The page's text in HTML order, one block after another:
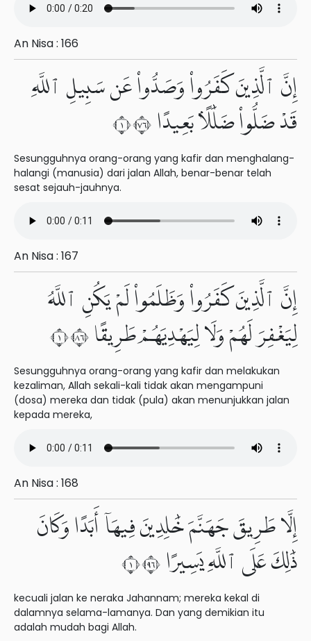
An Nisa : 166
إِنَّ ٱلَّذِينَ كَفَرُوا۟ وَصَدُّوا۟ عَن سَبِيلِ ٱللَّهِ
قَدْ ضَلُّوا۟ ضَلَٰلًۢا بَعِيدًا ١٦٧
Sesungguhnya orang-orang yang kafir dan menghalang-
halangi (manusia) dari jalan Allah, benar-benar telah
sesat sejauh-jauhnya.
An Nisa : 167
إِنَّ ٱلَّذِينَ كَفَرُوا۟ وَظَلَمُوا۟ لَمْ يَكُنِ ٱللَّهُ
لِيَغْفِرَ لَهُمْ وَلَا لِيَهْدِيَهُمْ طَرِيقًا ١٦٨
Sesungguhnya orang-orang yang kafir dan melakukan
kezaliman, Allah sekali-kali tidak akan mengampuni
(dosa) mereka dan tidak (pula) akan menunjukkan jalan
kepada mereka,
An Nisa : 168
إِلَّا طَرِيقَ جَهَنَّمَ خَٰلِدِينَ فِيهَآ أَبَدًا وَكَانَ
ذَٰلِكَ عَلَى ٱللَّهِ يَسِيرًا ١٦٩
kecuali jalan ke neraka Jahannam; mereka kekal di
dalamnya selama-lamanya. Dan yang demikian itu
adalah mudah bagi Allah.